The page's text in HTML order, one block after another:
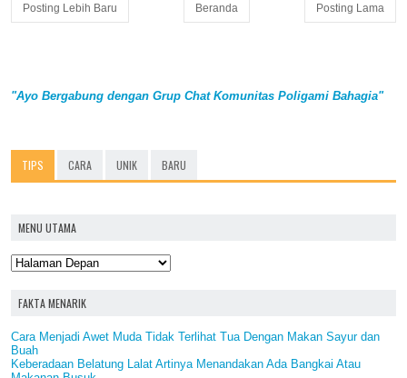
Posting Lebih Baru Posting Lama
Beranda
"Ayo Bergabung dengan Grup Chat Komunitas Poligami Bahagia"
TIPS CARA UNIK BARU
MENU UTAMA
FAKTA MENARIK
Cara Menjadi Awet Muda Tidak Terlihat Tua Dengan Makan Sayur dan
Buah
Keberadaan Belatung Lalat Artinya Menandakan Ada Bangkai Atau